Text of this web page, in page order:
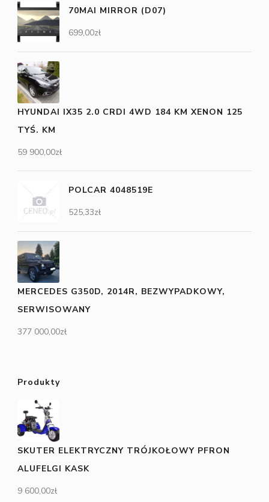
70MAI MIRROR (D07)
699,00zł
HYUNDAI IX35 2.0 CRDI 4WD 184 KM XENON 125
TYŚ. KM
59 900,00zł
POLCAR 4048519E
525,33zł
MERCEDES G350D, 2014R, BEZWYPADKOWY,
SERWISOWANY
377 000,00zł
Produkty
SKUTER ELEKTRYCZNY TRÓJKOŁOWY PFRON
ALUFELGI KASK
9 600,00zł